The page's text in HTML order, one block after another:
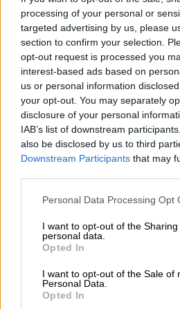
processing of your personal or
targeted advertising by us, please
section to confirm your selection.
opt-out request is processed you
interest-based ads based on
us or personal information
your opt-out. You may separately
disclosure of your personal
IAB’s list of downstream
also be disclosed by us to third
Downstream Participants that may
Please note that this website/app
not limited to your visit or usage
grant or deny consent to Google
use your data for below specified
consent section.
Personal Data Processing Opt
I want to opt-out of the
personal data.
Opted In
I want to opt-out of the Sale of
Personal Data.
Opted In
Τεχνολογία|04.12.2021
Θρίλερ στο διάστημα:
Διαστημικός Σταθμός
για να γλυτώσει
διαστημικά σκουπίδια
Τεχνολογία|05.12.2021
Το λέιζερ της NASA
επανάσταση στις
διάστημα
Τεχνολογία|06.12.2021 21:41
Whatsapp: Νέα
να ρυθμίσετε τις
εξαφανίζονται από